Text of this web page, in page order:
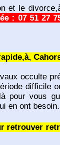
et le
: 07 51 27
occulte
difficile
pour vous
en ont besoin.
retrouver